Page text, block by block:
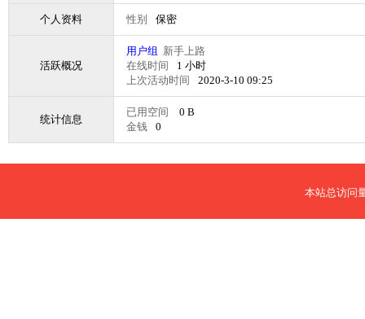
个人资料 性别 保密
活跃概况
用户组 新手上路
在线时间
1 小时
上次活动时间
2020-3-10 09:25
统计信息
已用空间
0 B
金钱
0
本站总访问